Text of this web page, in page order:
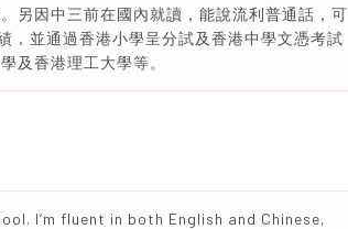
另因中三前在國內就讀，能說流利普通話，可
，並通過香港小學呈分試及香港中學文憑考試
及香港理工大學等。
I’m fluent in both English and Chinese,